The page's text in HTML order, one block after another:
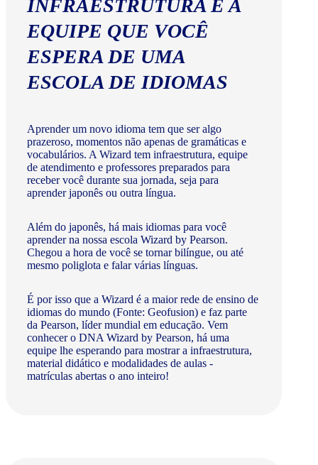
INFRAESTRUTURA E A
EQUIPE QUE VOCÊ
ESPERA DE UMA
ESCOLA DE IDIOMAS
Aprender um novo idioma tem que ser algo
prazeroso, momentos não apenas de gramáticas e
vocabulários. A Wizard tem infraestrutura, equipe
de atendimento e professores preparados para
receber você durante sua jornada, seja para
aprender japonês ou outra língua.
Além do japonês, há mais idiomas para você
aprender na nossa escola Wizard by Pearson.
Chegou a hora de você se tornar bilíngue, ou até
mesmo poliglota e falar várias línguas.
É por isso que a Wizard é a maior rede de ensino de
idiomas do mundo (Fonte: Geofusion) e faz parte
da Pearson, líder mundial em educação. Vem
conhecer o DNA Wizard by Pearson, há uma
equipe lhe esperando para mostrar a infraestrutura,
material didático e modalidades de aulas -
matrículas abertas o ano inteiro!